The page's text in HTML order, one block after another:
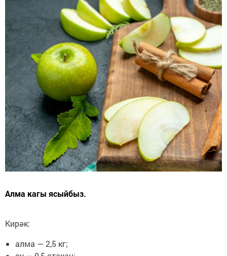
Алма кагы ясыйбыз.
Кирәк:
алма — 2,5 кг;